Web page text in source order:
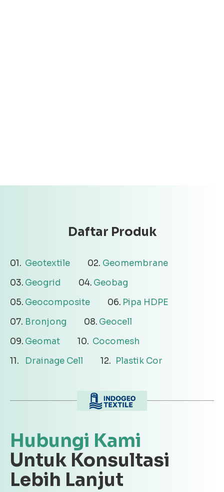
Daftar Produk
Geotextile
Geomembrane
Geogrid
Geobag
Geocomposite
Pipa HDPE
Bronjong
Geocell
Geomat
Cocomesh
Drainage Cell
Plastik Cor
Hubungi Kami
Untuk Konsultasi
Lebih Lanjut